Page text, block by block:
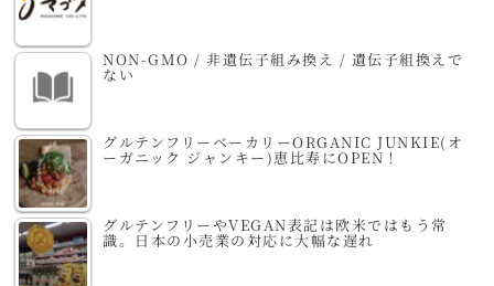
NON-GMO / 非遺伝子組み換え / 遺伝子組換えで
ない
グルテンフリーベーカリーORGANIC JUNKIE(オ
ーガニック ジャンキー)恵比寿にOPEN！
グルテンフリーやVEGAN表記は欧米ではもう常
識。日本の小売業の対応に大幅な遅れ